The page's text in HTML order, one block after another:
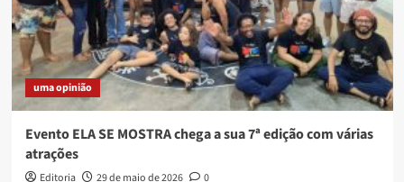
uma opinião
Evento ELA SE MOSTRA chega a sua 7ª edição com várias
atrações
Editoria 29 de maio de 2026 0